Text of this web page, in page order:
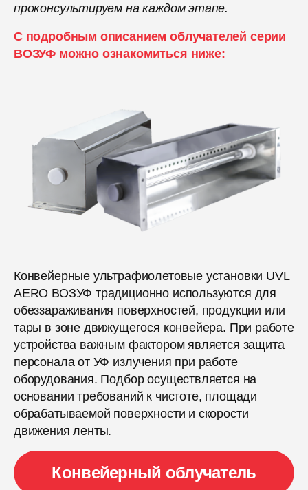
проконсультируем на каждом этапе.
С подробным описанием облучателей серии
ВОЗУФ можно ознакомиться ниже:
Конвейерные ультрафиолетовые установки UVL
AERO ВОЗУФ традиционно используются для
обеззараживания поверхностей, продукции или
тары в зоне движущегося конвейера. При работе
устройства важным фактором является защита
персонала от УФ излучения при работе
оборудования. Подбор осуществляется на
основании требований к чистоте, площади
обрабатываемой поверхности и скорости
движения ленты.
Конвейерный облучатель